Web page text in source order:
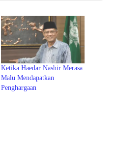
Ketika Haedar Nashir Merasa
Malu Mendapatkan
Penghargaan